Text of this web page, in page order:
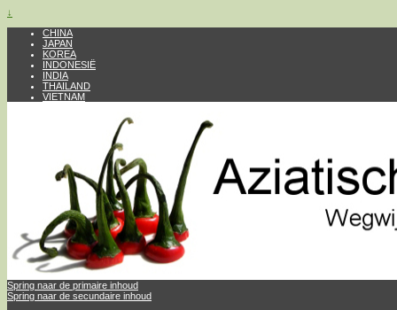
↓
CHINA
JAPAN
KOREA
INDONESIË
INDIA
THAILAND
VIETNAM
Spring naar de primaire inhoud
Spring naar de secundaire inhoud